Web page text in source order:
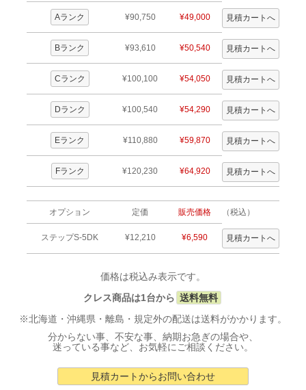
Aランク ¥90,750 ¥49,000
Bランク ¥93,610 ¥50,540
Cランク ¥100,100 ¥54,050
Dランク ¥100,540 ¥54,290
Eランク ¥110,880 ¥59,870
Fランク ¥120,230 ¥64,920
オプション 定価 販売価格 （税込）
ステップS-5DK ¥12,210 ¥6,590
価格は税込み表示です。
クレス商品は1台から 送料無料
※北海道・沖縄県・離島・規定外の配送は送料がかかります。
分からない事、不安な事、納期お急ぎの場合や、
迷っている事など、お気軽にご相談ください。
見積カートからお問い合わせ